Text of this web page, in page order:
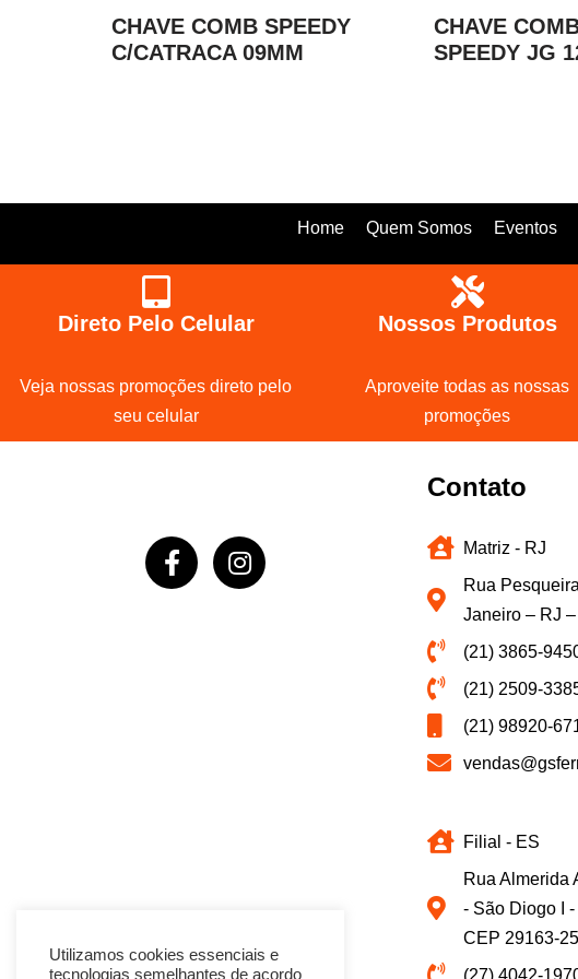
CHAVE COMB SPEEDY
C/CATRACA 09MM
CHAVE
SPEEDY JG
Home Quem Somos Eventos
Direto Pelo Celular
Veja nossas promoções direto pelo
seu celular
Nossos Produtos
Aproveite todas as nossas
promoções
Contato
Matriz - RJ
Rua
Janeiro – RJ
(21) 3865-
(21) 2509-
(21) 98920-
Filial - ES
Rua Almerida
- São Diogo I
CEP 29163-
(27) 4042-
Utilizamos cookies essenciais e
tecnologias semelhantes de acordo